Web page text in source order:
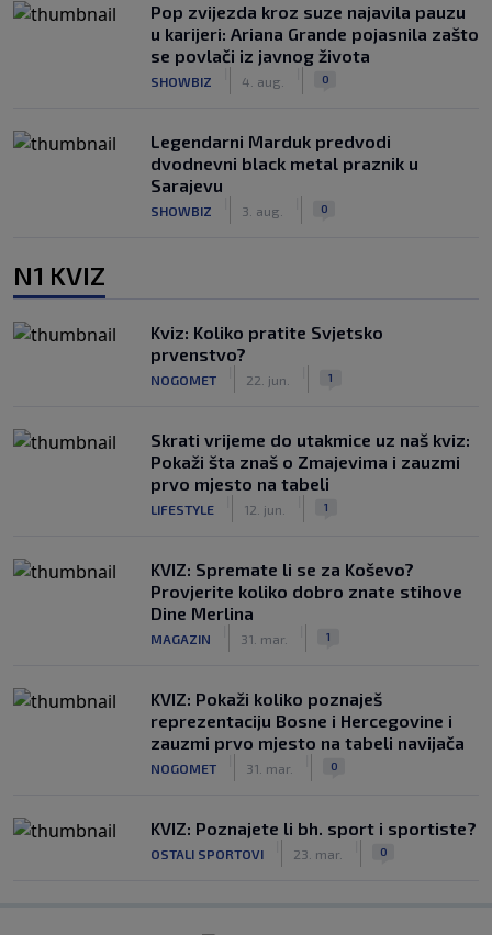
Pop zvijezda kroz suze najavila pauzu
u karijeri: Ariana Grande pojasnila zašto
se povlači iz javnog života
SHOWBIZ 4. aug. 0
Legendarni Marduk predvodi
dvodnevni black metal praznik u
Sarajevu
SHOWBIZ 3. aug. 0
N1 KVIZ
Kviz: Koliko pratite Svjetsko
prvenstvo?
NOGOMET 22. jun. 1
Skrati vrijeme do utakmice uz naš kviz:
Pokaži šta znaš o Zmajevima i zauzmi
prvo mjesto na tabeli
LIFESTYLE 12. jun. 1
KVIZ: Spremate li se za Koševo?
Provjerite koliko dobro znate stihove
Dine Merlina
MAGAZIN 31. mar. 1
KVIZ: Pokaži koliko poznaješ
reprezentaciju Bosne i Hercegovine i
zauzmi prvo mjesto na tabeli navijača
NOGOMET 31. mar. 0
KVIZ: Poznajete li bh. sport i sportiste?
OSTALI SPORTOVI 23. mar. 0